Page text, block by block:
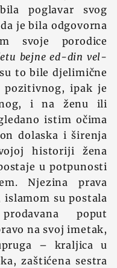
poglavar svog
je bila odgovorna
svoje porodice
bejne ed-din vel-
to bile djelimične
ipak je
i na ženu ili
istim očima
dolaska i širenja
historiji žena
u potpunosti
Njezina prava
su postala
poput
na svoj imetak,
– kraljica u
zaštićena sestra